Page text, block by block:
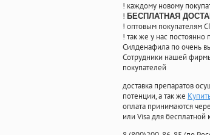
! каждому новому
! БЕСПЛАТНАЯ
! оптовым покупателям
! так же у нас
Силденафила по очень
Cотрудники нашей
покупателей
доставка препаратов
потенции, а так же
оплата принимаются
или Visa для